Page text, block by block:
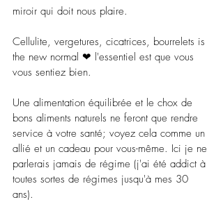
miroir qui doit nous plaire.
Cellulite, vergetures, cicatrices, bourrelets is
the new normal ❤ l'essentiel est que vous
vous sentiez bien.
Une alimentation équilibrée et le chox de
bons aliments naturels ne feront que rendre
service à votre santé; voyez cela comme un
allié et un cadeau pour vous-même. Ici je ne
parlerais jamais de régime (j'ai été addict à
toutes sortes de régimes jusqu'à mes 30
ans).